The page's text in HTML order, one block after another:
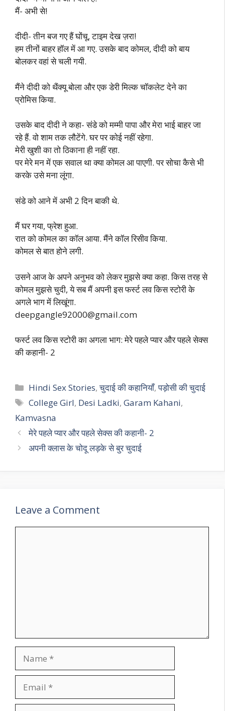
मैं- अभी से!
दीदी- तीन बज गए हैं घोंचू, टाइम देख ज़रा!
हम तीनों बाहर हॉल में आ गए. उसके बाद कोमल, दीदी को बाय
बोलकर वहां से चली गयी.
मैंने दीदी को थैंक्यू बोला और एक डेरी मिल्क चॉकलेट देने का
प्रोमिस किया.
उसके बाद दीदी ने कहा- संडे को मम्मी पापा और मेरा भाई बाहर जा
रहे हैं. वो शाम तक लौटेंगे. घर पर कोई नहीं रहेगा.
मेरी खुशी का तो ठिकाना ही नहीं रहा.
पर मेरे मन में एक सवाल था क्या कोमल आ पाएगी. पर सोचा कैसे भी
करके उसे मना लूंगा.
संडे को आने में अभी 2 दिन बाकी थे.
मैं घर गया, फ्रेश हुआ.
रात को कोमल का कॉल आया. मैंने कॉल रिसीव किया.
कोमल से बात होने लगी.
उसने आज के अपने अनुभव को लेकर मुझसे क्या कहा. किस तरह से
कोमल मुझसे चुदी, ये सब मैं अपनी इस फर्स्ट लव किस स्टोरी के
अगले भाग में लिखूंगा.
deepgangle92000@gmail.com
फर्स्ट लव किस स्टोरी का अगला भाग: मेरे पहले प्यार और पहले सेक्स
की कहानी- 2
Categories
Hindi Sex Stories,चुदाई की कहानियाँ,पड़ोसी की चुदाई
Tags
College Girl, Desi Ladki,Garam Kahani,
Kamvasna
मेरे पहले प्यार और पहले सेक्स की कहानी- 2
अपनी क्लास के चोदू लड़के से बुर चुदाई
Leave a Comment